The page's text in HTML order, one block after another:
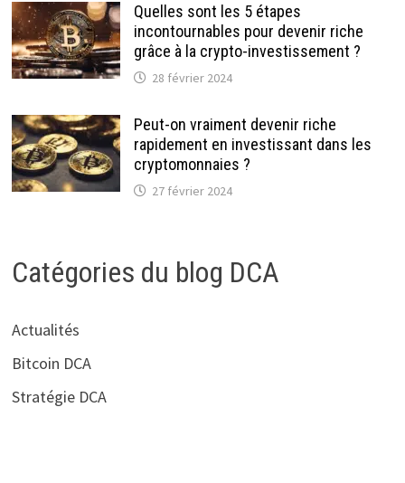
Quelles sont les 5 étapes
incontournables pour devenir riche
grâce à la crypto-investissement ?
28 février 2024
Peut-on vraiment devenir riche
rapidement en investissant dans les
cryptomonnaies ?
27 février 2024
Catégories du blog DCA
Actualités
Bitcoin DCA
Stratégie DCA